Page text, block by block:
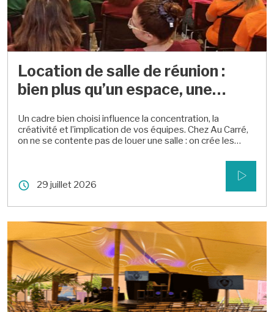
Location de salle de réunion :
bien plus qu’un espace, une
Un cadre bien choisi influence la concentration, la
créativité et l’implication de vos équipes. Chez Au Carré,
on ne se contente pas de louer une salle : on crée les
et inspirants. Qu’il s’agisse d’une réunion classique ou d’un
acoustique, configuration, équipements, accueil… Parce
vous accompagne pour transformer vos réunions en
29 juillet 2026